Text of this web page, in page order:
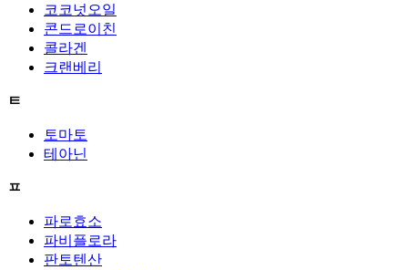
코코넛오일
콘드로이친
콜라겐
크랜베리
ㅌ
토마토
테아닌
ㅍ
파로효소
파비플로라
판토텐산